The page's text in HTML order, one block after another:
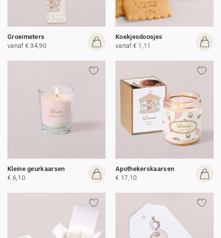
Groeimeters
vanaf € 34,90
Koekjesdoosjes
vanaf € 1,11
Kleine geurkaarsen
€ 6,10
Apothekerskaarsen
€ 17,10